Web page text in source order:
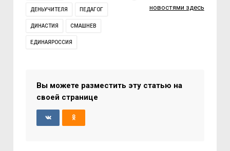
ДЕНЬУЧИТЕЛЯ ПЕДАГОГ
ДИНАСТИЯ СМАШНЕВ
ЕДИНАЯРОССИЯ
новостями здесь
Вы можете разместить эту статью на
своей странице